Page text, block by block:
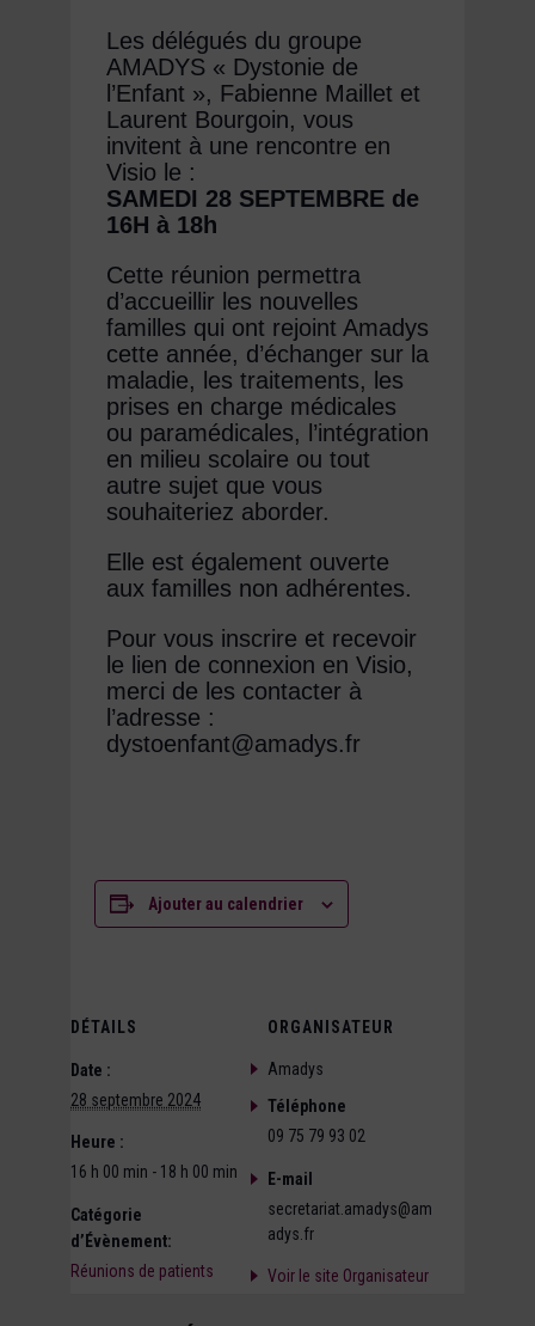
Les délégués du groupe
AMADYS « Dystonie de
l’Enfant », Fabienne Maillet et
Laurent Bourgoin, vous
invitent à une rencontre en
Visio le :
SAMEDI 28 SEPTEMBRE de
16H à 18h
Cette réunion permettra
d’accueillir les nouvelles
familles qui ont rejoint Amadys
cette année, d’échanger sur la
maladie, les traitements, les
prises en charge médicales
ou paramédicales, l’intégration
en milieu scolaire ou tout
autre sujet que vous
souhaiteriez aborder.
Elle est également ouverte
aux familles non adhérentes.
Pour vous inscrire et recevoir
le lien de connexion en Visio,
merci de les contacter à
l’adresse :
dystoenfant@amadys.fr
Ajouter au calendrier
DÉTAILS
Date :
28 septembre 2024
Heure :
16 h 00 min - 18 h 00 min
Catégorie
d’Évènement:
Réunions de patients
ORGANISATEUR
Amadys
Téléphone
09 75 79 93 02
E-mail
secretariat.amadys@am
adys.fr
Voir le site Organisateur